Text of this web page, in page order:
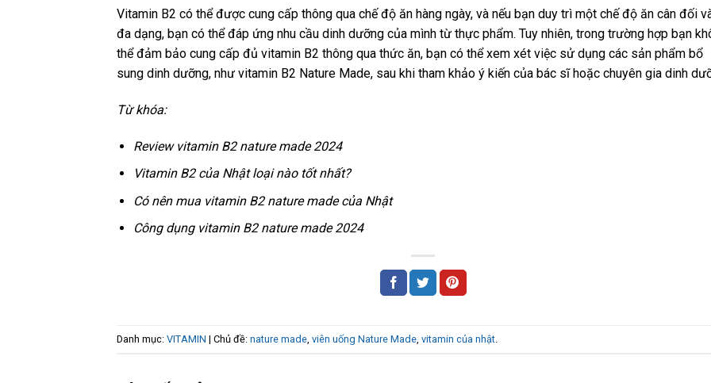
Vitamin B2 có thể được cung cấp thông qua chế độ ăn hàng ngày, và nếu bạn duy trì một chế độ ăn cân đối
đa dạng, bạn có thể đáp ứng nhu cầu dinh dưỡng của mình từ thực phẩm. Tuy nhiên, trong trường hợp bạn
thể đảm bảo cung cấp đủ vitamin B2 thông qua thức ăn, bạn có thể xem xét việc sử dụng các sản phẩm bổ
sung dinh dưỡng, như vitamin B2 Nature Made, sau khi tham khảo ý kiến của bác sĩ hoặc chuyên gia dinh
Từ khóa:
Review vitamin B2 nature made 2024
Vitamin B2 của Nhật loại nào tốt nhất?
Có nên mua vitamin B2 nature made của Nhật
Công dụng vitamin B2 nature made 2024
Danh mục: VITAMIN | Chủ đề: nature made viên uống Nature Made vitamin của nhật